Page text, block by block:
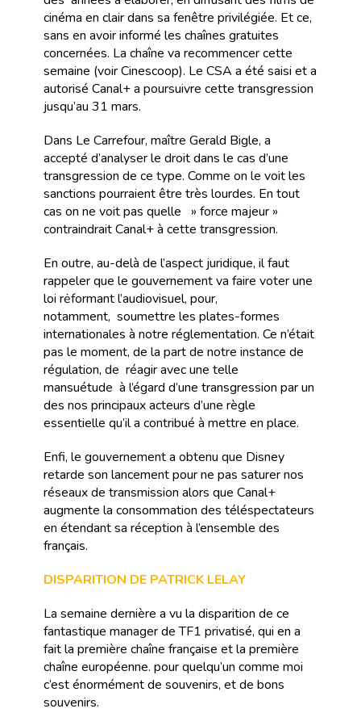
cinéma en clair dans sa fenêtre privilégiée. Et ce,
sans en avoir informé les chaînes gratuites
concernées. La chaîne va recommencer cette
semaine (voir Cinescoop). Le CSA a été saisi et a
autorisé Canal+ a poursuivre cette transgression
jusqu’au 31 mars.
Dans Le Carrefour, maître Gerald Bigle, a
accepté d’analyser le droit dans le cas d’une
transgression de ce type. Comme on le voit les
sanctions pourraient être très lourdes. En tout
cas on ne voit pas quelle » force majeur »
contraindrait Canal+ à cette transgression.
En outre, au-delà de l’aspect juridique, il faut
rappeler que le gouvernement va faire voter une
loi rėformant l’audiovisuel, pour,
notamment, soumettre les plates-formes
internationales à notre réglementation. Ce n’était
pas le moment, de la part de notre instance de
régulation, de réagir avec une telle
mansuétude à l’égard d’une transgression par un
des nos principaux acteurs d’une règle
essentielle qu’il a contribué à mettre en place.
Enfi, le gouvernement a obtenu que Disney
retarde son lancement pour ne pas saturer nos
réseaux de transmission alors que Canal+
augmente la consommation des téléspectateurs
en étendant sa réception à l’ensemble des
français.
DISPARITION DE PATRICK LELAY
La semaine dernière a vu la disparition de ce
fantastique manager de TF1 privatisé, qui en a
fait la première chaîne française et la première
chaîne européenne. pour quelqu’un comme moi
c’est énormément de souvenirs, et de bons
souvenirs.